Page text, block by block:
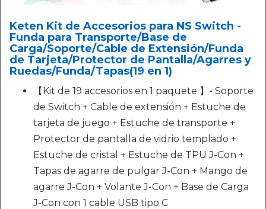
Keten Kit de Accesorios para NS Switch -
Funda para Transporte/Base de
Carga/Soporte/Cable de Extensión/Funda
de Tarjeta/Protector de Pantalla/Agarres y
Ruedas/Funda/Tapas(19 en 1)
【Kit de 19 accesorios en 1 paquete 】- Soporte
de Switch + Cable de extensión + Estuche de
tarjeta de juego + Estuche de transporte +
Protector de pantalla de vidrio templado +
Estuche de cristal + Estuche de TPU J-Con +
Tapas de agarre de pulgar J-Con + Mango de
agarre J-Con + Volante J-Con + Base de Carga
J-Con con 1 cable USB tipo C